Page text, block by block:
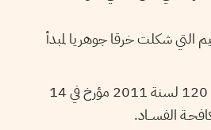
التي شكلت خرقا جوهريا لمبدأ
1. المرسوم التشريعي عدد 120 لسنة 2011 مؤرخ في 14